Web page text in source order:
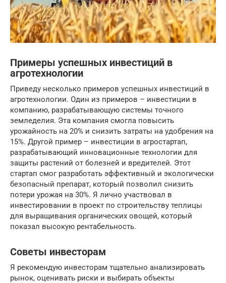
Примеры успешных инвестиций в
агротехнологии
Приведу несколько примеров успешных инвестиций в
агротехнологии. Один из примеров – инвестиции в
компанию, разрабатывающую системы точного
земледелия. Эта компания смогла повысить
урожайность на 20% и снизить затраты на удобрения на
15%. Другой пример – инвестиции в агростартап,
разрабатывающий инновационные технологии для
защиты растений от болезней и вредителей. Этот
стартап смог разработать эффективный и экологически
безопасный препарат, который позволил снизить
потери урожая на 30%. Я лично участвовал в
инвестировании в проект по строительству теплицы
для выращивания органических овощей, который
показал высокую рентабельность.
Советы инвесторам
Я рекомендую инвесторам тщательно анализировать
рынок, оценивать риски и выбирать объекты